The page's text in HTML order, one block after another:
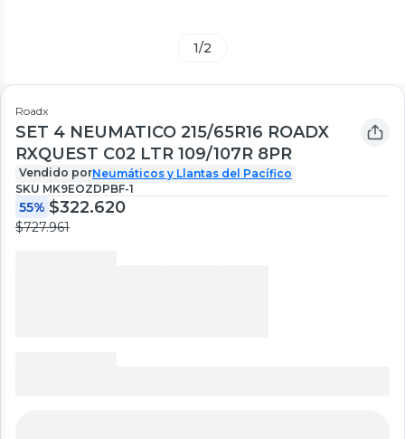
1/2
Roadx
SET 4 NEUMATICO 215/65R16 ROADX
RXQUEST C02 LTR 109/107R 8PR
Vendido porNeumáticos y Llantas del Pacífico
SKU MK9EOZDPBF-1
55% $322.620
$727.961